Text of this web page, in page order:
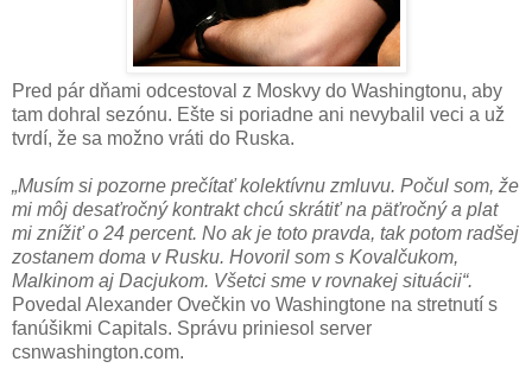
Pred pár dňami odcestoval z Moskvy do Washingtonu, aby
tam dohral sezónu. Ešte si poriadne ani nevybalil veci a už
tvrdí, že sa možno vráti do Ruska.
„Musím si pozorne prečítať kolektívnu zmluvu. Počul som, že
mi môj desaťročný kontrakt chcú skrátiť na päťročný a plat
mi znížiť o 24 percent. No ak je toto pravda, tak potom radšej
zostanem doma v Rusku. Hovoril som s Kovalčukom,
Malkinom aj Dacjukom. Všetci sme v rovnakej situácii“.
Povedal Alexander Ovečkin vo Washingtone na stretnutí s
fanúšikmi Capitals. Správu priniesol server
csnwashington.com.